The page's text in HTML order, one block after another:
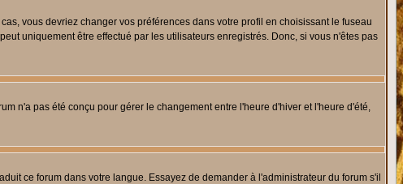
vous devriez changer vos préférences dans votre profil en choisissant le fuseau
uniquement être effectué par les utilisateurs enregistrés. Donc, si vous n'êtes pas
n'a pas été conçu pour gérer le changement entre l'heure d'hiver et l'heure d'été,
ce forum dans votre langue. Essayez de demander à l'administrateur du forum s'il